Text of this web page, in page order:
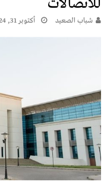
شباب الصعيد أكتوبر 31, 2024